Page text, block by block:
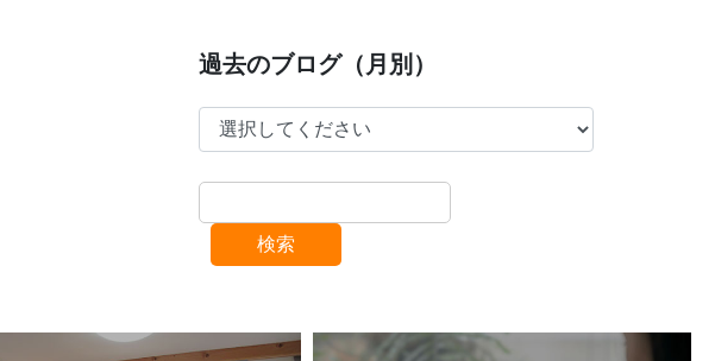
過去のブログ（月別）
検索